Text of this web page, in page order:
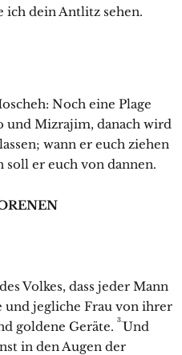
ich dein Antlitz sehen.
Noch eine Plage
und Mizrajim, danach wird
wann er euch ziehen
soll er euch von dannen.
Volkes, dass jeder Mann
jegliche Frau von ihrer
goldene Geräte. 3.Und
in den Augen der